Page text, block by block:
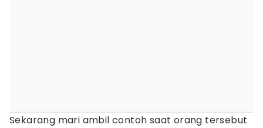
Sekarang mari ambil contoh saat orang tersebut